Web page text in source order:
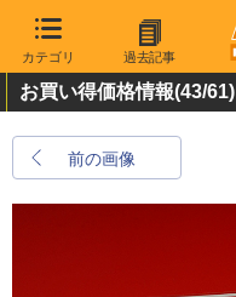
カテゴリ 過去記事
お買い得価格情報(43/61)
前の画像